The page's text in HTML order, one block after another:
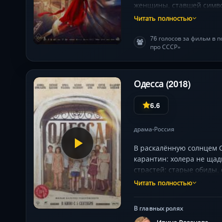
женщины, ставшей
и пронзительной игрой
Читать полностью
76 голосов за фильм в
про СССР»
Одесса (2018)
6.6
драма•Россия
В раскалённую солнцем
карантин: холера не
страстей: старые
соседкой, грозящая
Читать полностью
В главных ролях